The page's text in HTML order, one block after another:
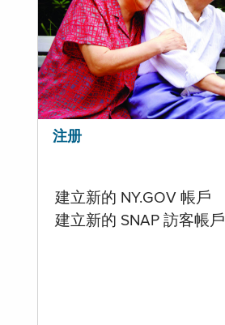
注册
建立新的 NY.GOV 帳戶
建立新的 SNAP 訪客帳戶